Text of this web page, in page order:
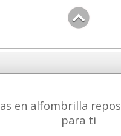
en alfombrilla
para ti